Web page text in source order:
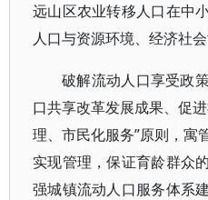
远山区农业转移人口在中
人口与资源环境、经济社会
破解流动人口享受政
口共享改革发展成果、促
理、市民化服务”原则，寓
实现管理，保证育龄群众
强城镇流动人口服务体系